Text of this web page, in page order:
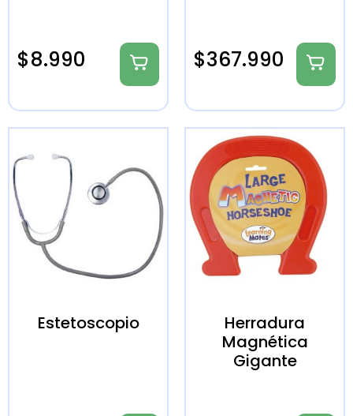
$8.990 $367.990
Estetoscopio
Herradura
Magnética
Gigante